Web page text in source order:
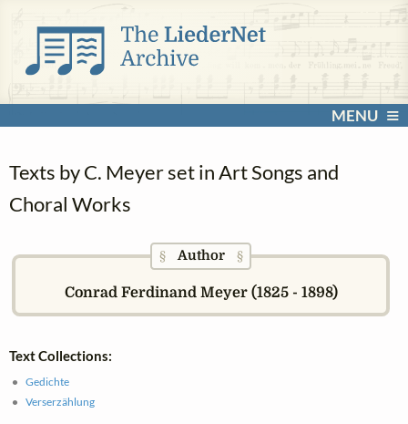
MENU
Texts by C. Meyer set in Art Songs and
Choral Works
§ Author§
Conrad Ferdinand Meyer (1825 - 1898)
Text Collections:
Gedichte
Verserzählung